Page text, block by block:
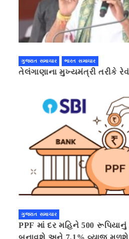
ગુજરાત સમાચાર ભારત સમાચાર
તેલંગાણાના મુખ્યમંત્રી તરીકે
ગુજરાત સમાચાર
PPF માં દર મહિને 500